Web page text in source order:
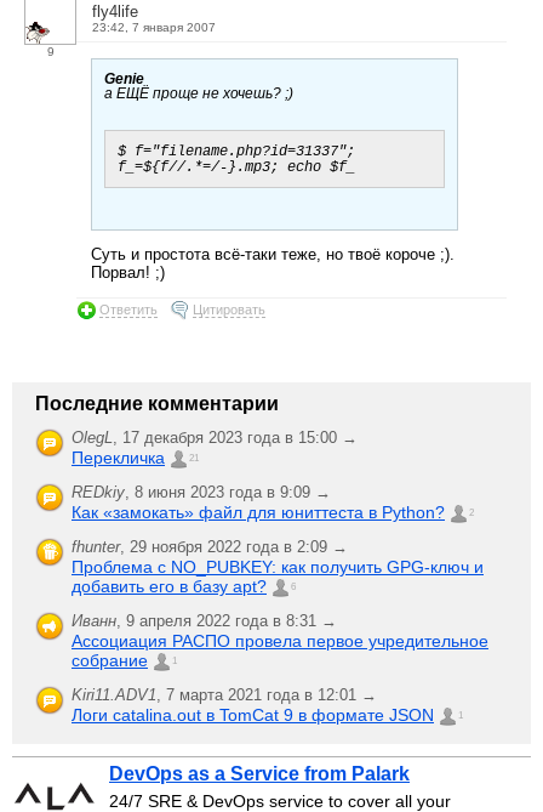
9
fly4life
23:42, 7 января 2007
Genie
а ЕЩЁ проще не хочешь? ;)
$ f="filename.php?id=31337";
Суть и простота всё-таки теже, но твоё короче ;).
Порвал! ;)
Ответить Цитировать
Последние комментарии
OlegL, 17 декабря 2023 года в 15:00 →
Перекличка 21
REDkiy, 8 июня 2023 года в 9:09 →
Как «замокать» файл для юниттеста в Python? 2
fhunter, 29 ноября 2022 года в 2:09 →
Проблема с NO_PUBKEY: как получить GPG-ключ и
добавить его в базу apt?
6
Иванн, 9 апреля 2022 года в 8:31 →
Ассоциация РАСПО провела первое учредительное
собрание
1
Kiri11.ADV1, 7 марта 2021 года в 12:01 →
Логи catalina.out в TomCat 9 в формате JSON 1
DevOps as a Service from Palark
24/7 SRE & DevOps service to cover all your